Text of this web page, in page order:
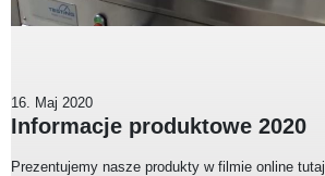
16. Maj 2020
Informacje produktowe 2020
Prezentujemy nasze produkty w filmie online tutaj.